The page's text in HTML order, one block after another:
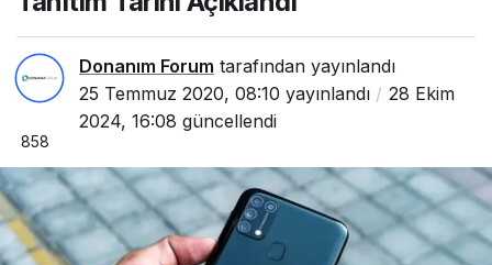
Donanım Forum tarafından yayınlandı
25 Temmuz 2020, 08:10 yayınlandı
28 Ekim
2024, 16:08 güncellendi
858
Açıklandı